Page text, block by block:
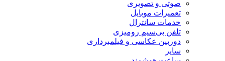
صوتی و تصویری
تعمیرات موبایل
خدمات سانترال
تلفن بی‌سیم رومیزی
دوربین عکاسی و فیلمبرداری
سایر